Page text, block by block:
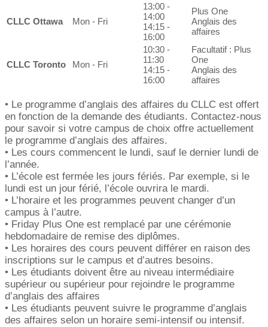
CLLC Ottawa Mon - Fri
13:00 -
14:00
14:15 -
16:00
Plus One
Anglais des
affaires
CLLC Toronto Mon - Fri
10:30 -
11:30
14:15 -
16:00
Facultatif : Plus
One
Anglais des
affaires
• Le programme d’anglais des affaires du CLLC est offert
en fonction de la demande des étudiants. Contactez-nous
pour savoir si votre campus de choix offre actuellement
le programme d’anglais des affaires.
• Les cours commencent le lundi, sauf le dernier lundi de
l’année.
• L’école est fermée les jours fériés. Par exemple, si le
lundi est un jour férié, l’école ouvrira le mardi.
• L’horaire et les programmes peuvent changer d’un
campus à l’autre.
• Friday Plus One est remplacé par une cérémonie
hebdomadaire de remise des diplômes.
• Les horaires des cours peuvent différer en raison des
inscriptions sur le campus et d’autres besoins.
• Les étudiants doivent être au niveau intermédiaire
supérieur ou supérieur pour rejoindre le programme
d’anglais des affaires
• Les étudiants peuvent suivre le programme d’anglais
des affaires selon un horaire semi-intensif ou intensif.